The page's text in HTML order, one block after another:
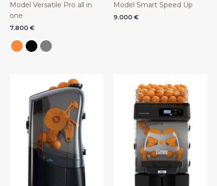
Model Versatile Pro all in
one
7.800 €
Model Smart Speed Up
9.000 €